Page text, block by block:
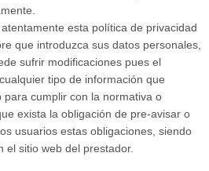
esta política de privacidad
que introduzca sus datos personales,
sufrir modificaciones pues el
tipo de información que
cumplir con la normativa o
exista la obligación de pre-avisar o
usuarios estas obligaciones, siendo
el sitio web del prestador.